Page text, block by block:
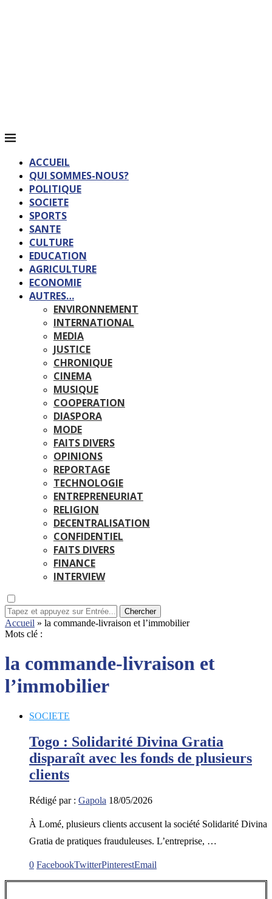
ACCUEIL
QUI SOMMES-NOUS?
POLITIQUE
SOCIETE
SPORTS
SANTE
CULTURE
EDUCATION
AGRICULTURE
ECONOMIE
AUTRES…
ENVIRONNEMENT
INTERNATIONAL
MEDIA
JUSTICE
CHRONIQUE
CINEMA
MUSIQUE
COOPERATION
DIASPORA
MODE
FAITS DIVERS
OPINIONS
REPORTAGE
TECHNOLOGIE
ENTREPRENEURIAT
RELIGION
DECENTRALISATION
CONFIDENTIEL
FAITS DIVERS
FINANCE
INTERVIEW
Chercher
Accueil » la commande-livraison et l’immobilier
Mots clé :
la commande-livraison et
l’immobilier
SOCIETE
Togo : Solidarité Divina Gratia
disparaît avec les fonds de plusieurs
clients
Rédigé par : Gapola 18/05/2026
À Lomé, plusieurs clients accusent la société Solidarité Divina
Gratia de pratiques frauduleuses. L’entreprise, …
0 FacebookTwitterPinterestEmail